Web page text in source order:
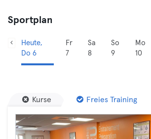
Sportplan
Heute,
Do 6
Fr
7
Sa
8
So
9
Mo
10
Kurse Freies Training